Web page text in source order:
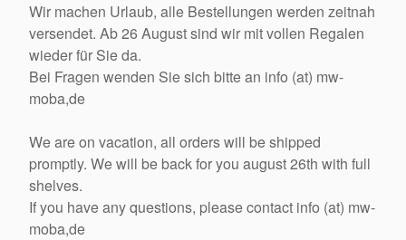
Wir machen Urlaub, alle Bestellungen werden zeitnah
versendet. Ab 26 August sind wir mit vollen Regalen
wieder für Sie da.
Bei Fragen wenden Sie sich bitte an info (at) mw-
moba,de
We are on vacation, all orders will be shipped
promptly. We will be back for you august 26th with full
shelves.
If you have any questions, please contact info (at) mw-
moba,de